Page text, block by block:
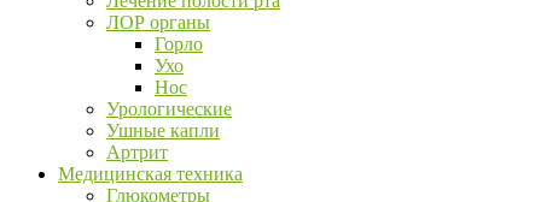
ЛОР органы
Горло
Ухо
Нос
Урологические
Ушные капли
Артрит
Медицинская техника
Глюкометры